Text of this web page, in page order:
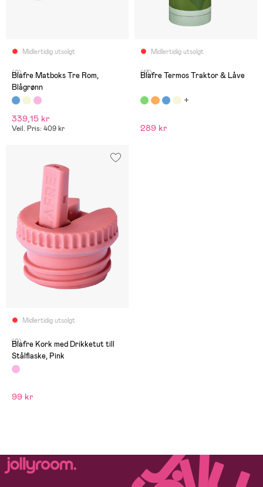
Midlertidig utsolgt
(0)
Blafre Matboks Tre Rom,
Blågrønn
339,15 kr
Veil. Pris: 409 kr
Midlertidig utsolgt
(13)
Blafre Termos Traktor & Låve
289 kr
Midlertidig utsolgt
(0)
Blafre Kork med Drikketut till
Stålflaske, Pink
99 kr